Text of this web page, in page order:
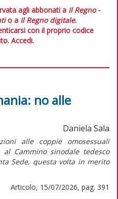
agli abbonati a Il Regno -
o a Il Regno digitale.
con il proprio codice
Accedi.
no alle
Daniela Sala
alle coppie omosessuali
al Cammino sinodale tedesco
Sede, questa volta in merito
Articolo, 15/07/2026, pag. 391